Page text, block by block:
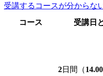
受講するコースが分からな
コース
受講日
2日間（14.00